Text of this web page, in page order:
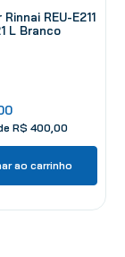
REU-E211
L Branco
R$ 400 00
ao carrinho